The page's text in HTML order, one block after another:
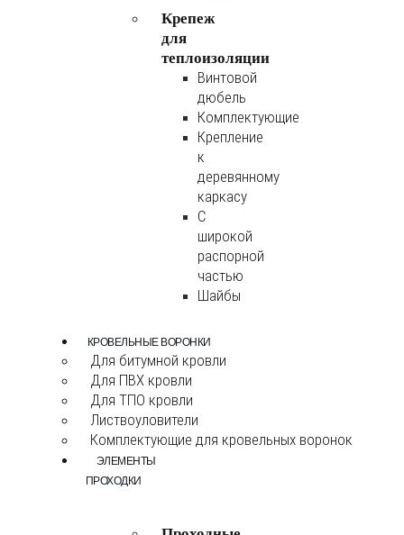
Крепеж
для
теплоизоляции
Винтовой
дюбель
Комплектующие
Крепление
к
деревянному
каркасу
С
широкой
распорной
частью
Шайбы
КРОВЕЛЬНЫЕ ВОРОНКИ
Для битумной кровли
Для ПВХ кровли
Для ТПО кровли
Листвоуловители
Комплектующие для кровельных воронок
ЭЛЕМЕНТЫ
ПРОХОДКИ